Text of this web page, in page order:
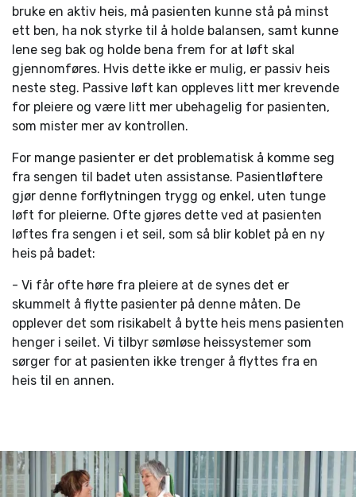
bruke en aktiv heis, må pasienten kunne stå på minst
ett ben, ha nok styrke til å holde balansen, samt kunne
lene seg bak og holde bena frem for at løft skal
gjennomføres. Hvis dette ikke er mulig, er passiv heis
neste steg. Passive løft kan oppleves litt mer krevende
for pleiere og være litt mer ubehagelig for pasienten,
som mister mer av kontrollen.
For mange pasienter er det problematisk å komme seg
fra sengen til badet uten assistanse. Pasientløftere
gjør denne forflytningen trygg og enkel, uten tunge
løft for pleierne. Ofte gjøres dette ved at pasienten
løftes fra sengen i et seil, som så blir koblet på en ny
heis på badet:
- Vi får ofte høre fra pleiere at de synes det er
skummelt å flytte pasienter på denne måten. De
opplever det som risikabelt å bytte heis mens pasienten
henger i seilet. Vi tilbyr sømløse heissystemer som
sørger for at pasienten ikke trenger å flyttes fra en
heis til en annen.